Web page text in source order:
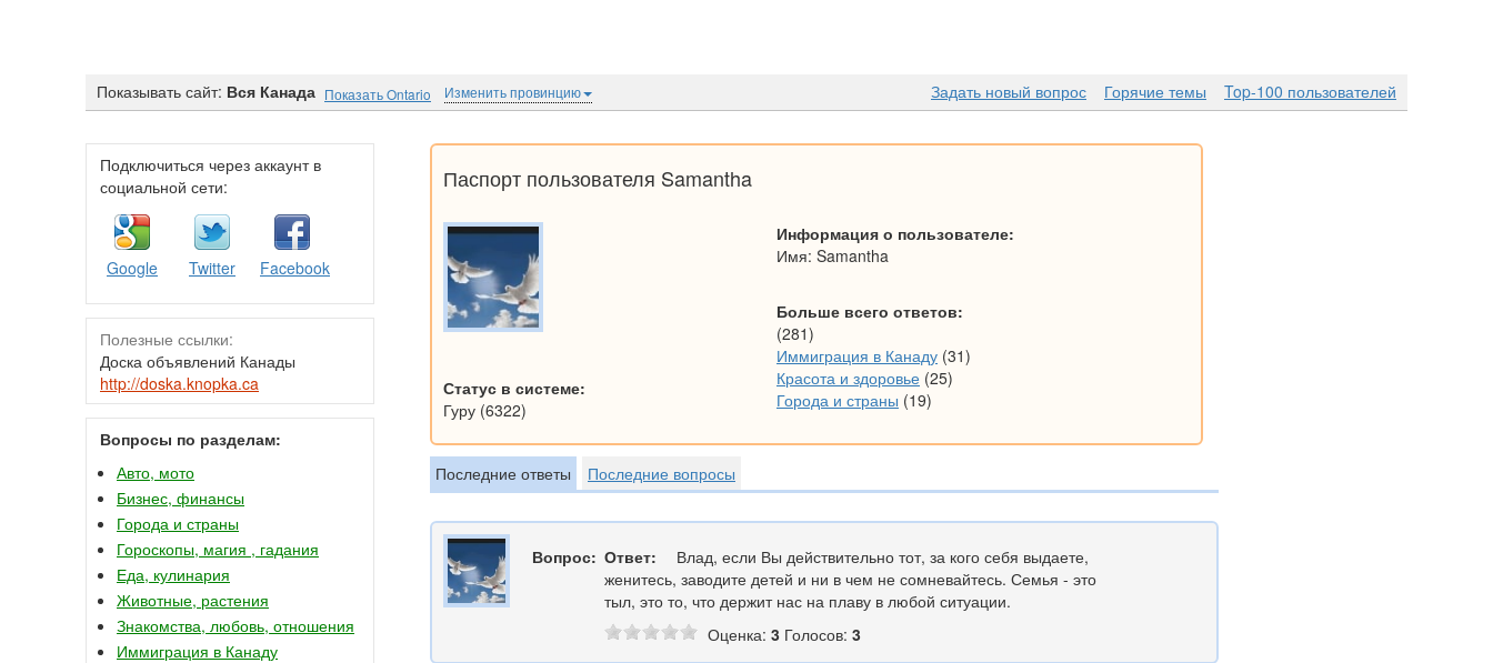
Показывать сайт: Вся Канада Показать Ontario Изменить провинцию Задать новый вопрос Горячие темы Top-100 пользователей
Подключиться через аккаунт в
социальной сети:
Google Twitter Facebook
Полезные ссылки:
Доска объявлений Канады
http://doska.knopka.ca
Вопросы по разделам:
Авто, мото
Бизнес, финансы
Города и страны
Гороскопы, магия , гадания
Еда, кулинария
Животные, растения
Знакомства, любовь, отношения
Иммиграция в Канаду
Паспорт пользователя Samantha
Статус в системе:
Гуру (6322)
Информация о пользователе:
Имя: Samantha
Больше всего ответов:
(281)
Иммиграция в Канаду (31)
Красота и здоровье (25)
Города и страны (19)
Последние ответы Последние вопросы
Вопрос: Ответ:
Влад, если Вы действительно тот, за кого себя выдаете,
женитесь, заводите детей и ни в чем не сомневайтесь. Семья - это
тыл, это то, что держит нас на плаву в любой ситуации.
Оценка: 3 Голосов: 3